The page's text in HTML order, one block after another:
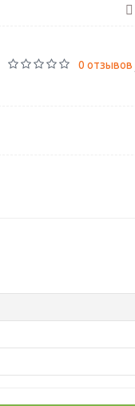
0 отзывов